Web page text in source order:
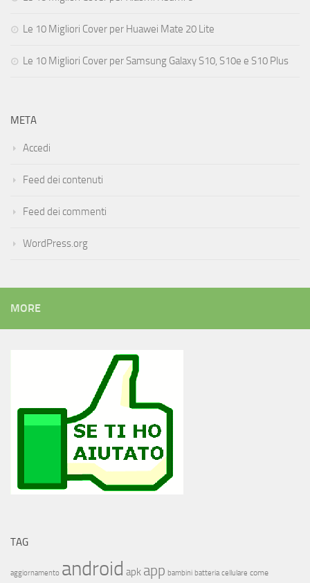
Le 10 Migliori Cover per Huawei Mate 20 Lite
Le 10 Migliori Cover per Samsung Galaxy S10, S10e e S10 Plus
META
Accedi
Feed dei contenuti
Feed dei commenti
WordPress.org
MORE
TAG
aggiornamento android apk app bambini batteria cellulare come